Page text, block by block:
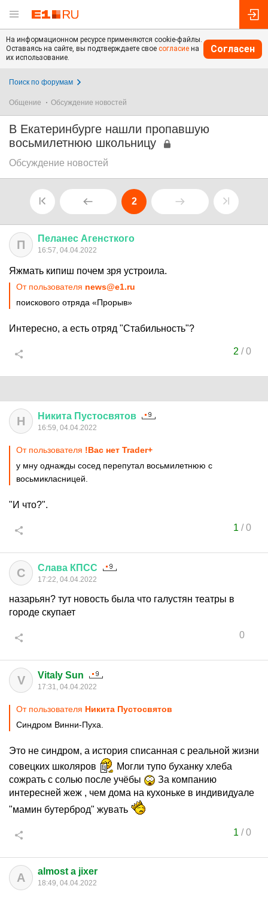
На информационном ресурсе применяются cookie-файлы.
Оставаясь на сайте, вы подтверждаете свое согласие на
их использование.
Согласен
Поиск по форумам
Общение Обсуждение новостей
В Екатеринбурге нашли пропавшую
восьмилетнюю школьницу
Обсуждение новостей
2
П Пеланес Агенсткого
16:57, 04.04.2022
Яжмать кипиш почем зря устроила.
От пользователя news@e1.ru
поискового отряда «Прорыв»
Интересно, а есть отряд "Стабильность"?
2 /0
Н Никита Пустосвятов
16:59, 04.04.2022
От пользователя !Вас нет Trader+
у мну однажды сосед перепутал восьмилетнюю с
восьмикласницей.
"И что?".
1 /0
С Слава КПСС
17:22, 04.04.2022
назарьян? тут новость была что галустян театры в
городе скупает
0
V Vitaly Sun
17:31, 04.04.2022
От пользователя Никита Пустосвятов
Синдром Винни-Пуха.
Это не синдром, а история списанная с реальной жизни
совецких школяров
Могли тупо буханку хлеба
сожрать с солью после учёбы
За компанию
интересней жеж , чем дома на кухоньке в индивидуале
"мамин бутерброд" жувать
1 /0
A almost a jixer
18:49, 04.04.2022